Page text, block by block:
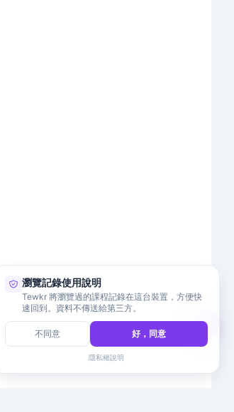
瀏覽記錄使用說明
Tewkr 將瀏覽過的課程記錄在這台裝置，方便快
速回到。資料不傳送給第三方。
不同意 好，同意
隱私權說明